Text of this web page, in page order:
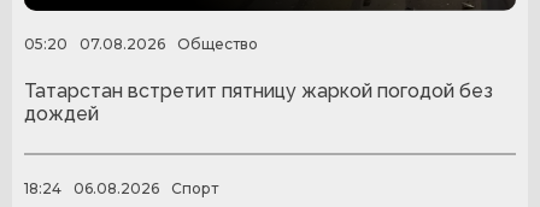
05:20 07.08.2026 Общество
Татарстан встретит пятницу жаркой погодой без
дождей
18:24 06.08.2026 Спорт